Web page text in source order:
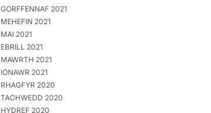
GORFFENNAF 2021
MEHEFIN 2021
MAI 2021
EBRILL 2021
MAWRTH 2021
IONAWR 2021
RHAGFYR 2020
TACHWEDD 2020
HYDREF 2020